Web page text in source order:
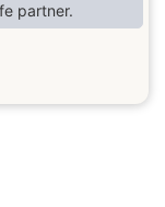
partner.